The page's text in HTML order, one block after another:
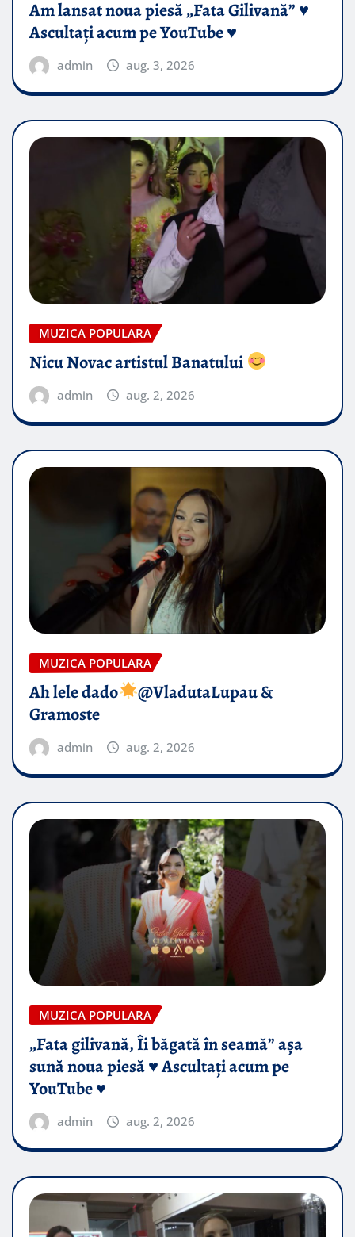
Am lansat noua piesă „Fata Gilivană” ♥️
Ascultați acum pe YouTube ♥️
admin aug. 3, 2026
MUZICA POPULARA
Nicu Novac artistul Banatului
admin aug. 2, 2026
MUZICA POPULARA
Ah lele dado​
@VladutaLupau &
Gramoste
admin aug. 2, 2026
MUZICA POPULARA
„Fata gilivană, Îi băgată în seamă” așa
sună noua piesă ♥️ Ascultați acum pe
YouTube ♥️
admin aug. 2, 2026